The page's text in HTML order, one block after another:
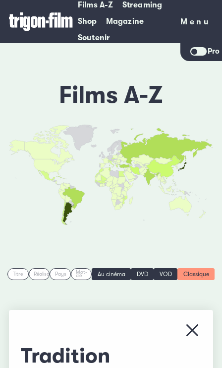
Films A-Z
Streaming
Shop
Magazine
Soutenir
Menu
Menu
Pro
Films A-Z
Titre RéalisationPays Mot-
clé Au cinéma DVD VOD Classique
Tradition